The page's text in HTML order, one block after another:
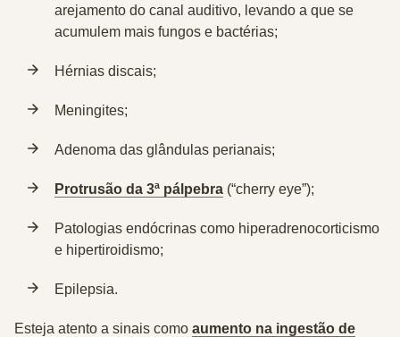
arejamento do canal auditivo, levando a que se
acumulem mais fungos e bactérias;
Hérnias discais;
Meningites;
Adenoma das glândulas perianais;
Protrusão da 3ª pálpebra (“cherry eye”);
Patologias endócrinas como hiperadrenocorticismo
e hipertiroidismo;
Epilepsia.
Esteja atento a sinais como aumento na ingestão de